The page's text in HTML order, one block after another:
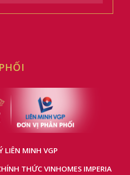
LIÊN MINH VGP
THỨC VINHOMES IMPERIA